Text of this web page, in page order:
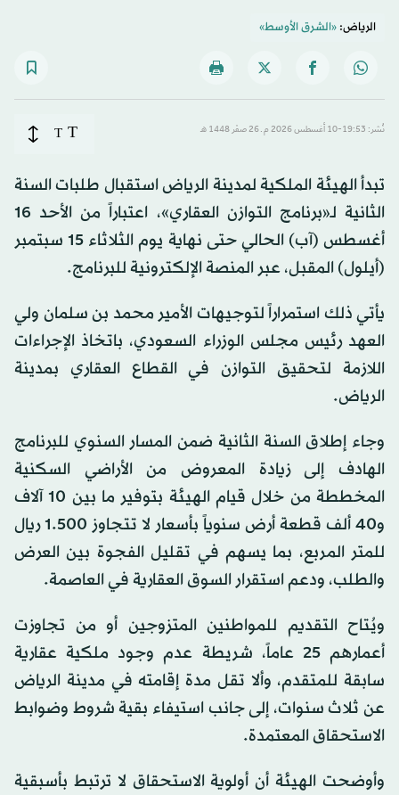
الرياض:«الشرق الأوسط»
نُشر: 19:53-10 أغسطس 2026 م ـ 26 صفَر 1448 هـ T
T
تبدأ الهيئة الملكية لمدينة الرياض استقبال طلبات السنة
الثانية لـ«برنامج التوازن العقاري»، اعتباراً من الأحد 16
أغسطس (آب) الحالي حتى نهاية يوم الثلاثاء 15 سبتمبر
(أيلول) المقبل، عبر المنصة الإلكترونية للبرنامج.
يأتي ذلك استمراراً لتوجيهات الأمير محمد بن سلمان ولي
العهد رئيس مجلس الوزراء السعودي، باتخاذ الإجراءات
اللازمة لتحقيق التوازن في القطاع العقاري بمدينة
الرياض.
وجاء إطلاق السنة الثانية ضمن المسار السنوي للبرنامج
الهادف إلى زيادة المعروض من الأراضي السكنية
المخططة من خلال قيام الهيئة بتوفير ما بين 10 آلاف
و40 ألف قطعة أرض سنوياً بأسعار لا تتجاوز 1.500 ريال
للمتر المربع، بما يسهم في تقليل الفجوة بين العرض
والطلب، ودعم استقرار السوق العقارية في العاصمة.
ويُتاح التقديم للمواطنين المتزوجين أو من تجاوزت
أعمارهم 25 عاماً، شريطة عدم وجود ملكية عقارية
سابقة للمتقدم، وألا تقل مدة إقامته في مدينة الرياض
عن ثلاث سنوات، إلى جانب استيفاء بقية شروط وضوابط
الاستحقاق المعتمدة.
وأوضحت الهيئة أن أولوية الاستحقاق لا ترتبط بأسبقية